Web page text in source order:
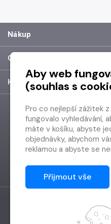
Nákup
O společnosti
Kontakt
Vytvořilo
Aby web
(souhlas s
Pro co nejlepší zážitek
fungovalo vyhledávání,
máte v košíku, abyste
objednávky, abychom
reklamou a abyste se
Proto od vás
zpracováním souborů
Děkujeme, že nám ho
Přijmout vše